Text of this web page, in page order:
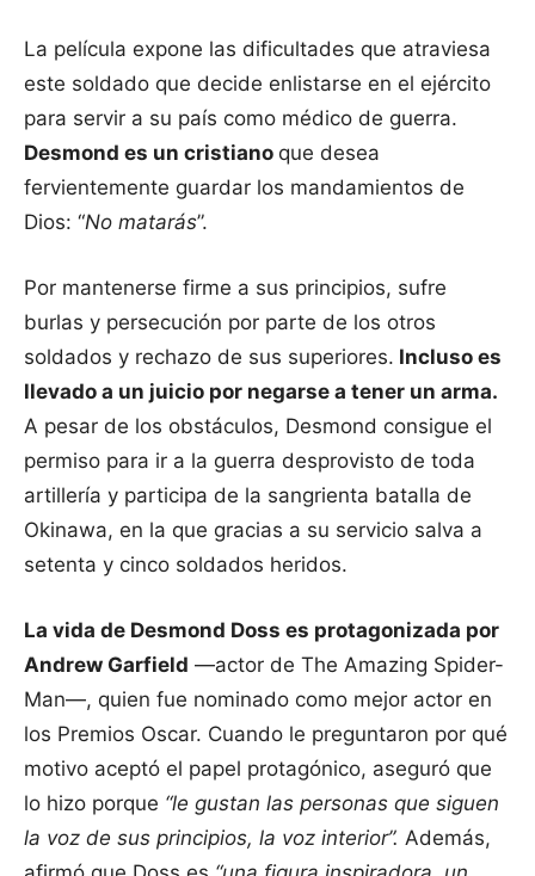
La película expone las dificultades que atraviesa
este soldado que decide enlistarse en el ejército
para servir a su país como médico de guerra.
Desmond es un cristiano que desea
fervientemente guardar los mandamientos de
Dios: “No matarás”.
Por mantenerse firme a sus principios, sufre
burlas y persecución por parte de los otros
soldados y rechazo de sus superiores. Incluso es
llevado a un juicio por negarse a tener un arma.
A pesar de los obstáculos, Desmond consigue el
permiso para ir a la guerra desprovisto de toda
artillería y participa de la sangrienta batalla de
Okinawa, en la que gracias a su servicio salva a
setenta y cinco soldados heridos.
La vida de Desmond Doss es protagonizada por
Andrew Garfield —actor de The Amazing Spider-
Man—, quien fue nominado como mejor actor en
los Premios Oscar. Cuando le preguntaron por qué
motivo aceptó el papel protagónico, aseguró que
lo hizo porque “le gustan las personas que siguen
la voz de sus principios, la voz interior”. Además,